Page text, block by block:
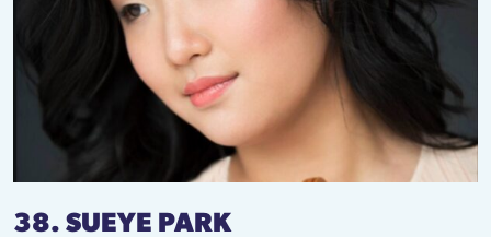
38. SUEYE PARK